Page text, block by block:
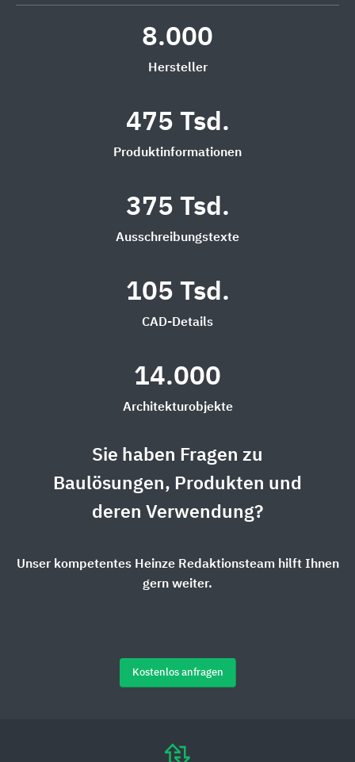
8.000
Hersteller
475 Tsd.
Produktinformationen
375 Tsd.
Ausschreibungstexte
105 Tsd.
CAD-Details
14.000
Architekturobjekte
Sie haben Fragen zu
Baulösungen, Produkten und
deren Verwendung?
Unser kompetentes Heinze Redaktionsteam hilft Ihnen
gern weiter.
Kostenlos anfragen